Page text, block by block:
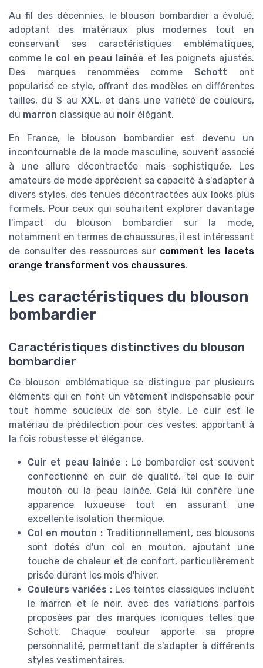
Au fil des décennies, le blouson bombardier a évolué,
adoptant des matériaux plus modernes tout en
conservant ses caractéristiques emblématiques,
comme le col en peau lainée et les poignets ajustés.
Des marques renommées commeSchott ont
popularisé ce style, offrant des modèles en différentes
tailles, du S au XXL, et dans une variété de couleurs,
du marron classique au noir élégant.
En France, le blouson bombardier est devenu un
incontournable de la mode masculine, souvent associé
à une allure décontractée mais sophistiquée. Les
amateurs de mode apprécient sa capacité à s'adapter à
divers styles, des tenues décontractées aux looks plus
formels. Pour ceux qui souhaitent explorer davantage
l'impact du blouson bombardier sur la mode,
notamment en termes de chaussures, il est intéressant
de consulter des ressources sur comment les lacets
orange transforment vos chaussures.
Les caractéristiques du blouson
bombardier
Caractéristiques distinctives du blouson
bombardier
Ce blouson emblématique se distingue par plusieurs
éléments qui en font un vêtement indispensable pour
tout homme soucieux de son style. Le cuir est le
matériau de prédilection pour ces vestes, apportant à
la fois robustesse et élégance.
Cuir et peau lainée :Le bombardier est souvent
confectionné en cuir de qualité, tel que le cuir
mouton ou la peau lainée. Cela lui confère une
apparence luxueuse tout en assurant une
excellente isolation thermique.
Col en mouton : Traditionnellement, ces blousons
sont dotés d'un col en mouton, ajoutant une
touche de chaleur et de confort, particulièrement
prisée durant les mois d'hiver.
Couleurs variées : Les teintes classiques incluent
le marron et le noir, avec des variations parfois
proposées par des marques iconiques telles que
Schott. Chaque couleur apporte sa propre
personnalité, permettant de s'adapter à différents
styles vestimentaires.